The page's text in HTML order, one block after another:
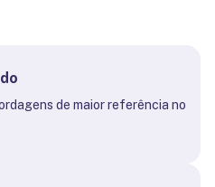
de maior referência no